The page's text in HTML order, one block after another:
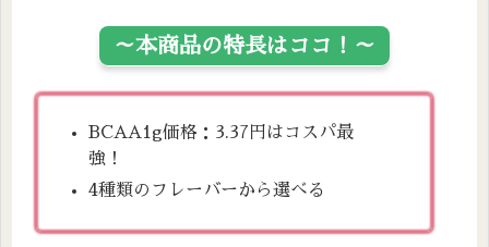
エネルギー
40kcal 炭水化物
3.8g
たんぱく質
6.1g 食塩相当量
0.002g
脂質
0.01g
アミノ酸
BCAA：8,370㎎(バリン：2,000㎎・ロイシ
ン：4,250㎎・イソロイシン：2,120㎎)
～本商品の特長はココ！～
BCAA1g価格：3.37円はコスパ最
強！
4種類のフレーバーから選べる